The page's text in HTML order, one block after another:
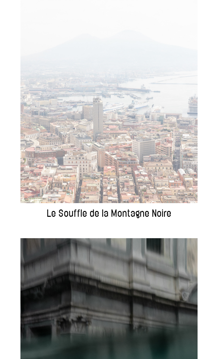
Le Souffle de la Montagne Noire